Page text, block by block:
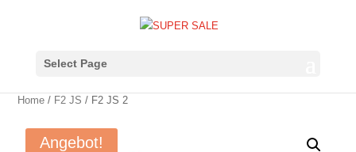
Select Page
Home / F2 JS / F2 JS 2
Angebot!